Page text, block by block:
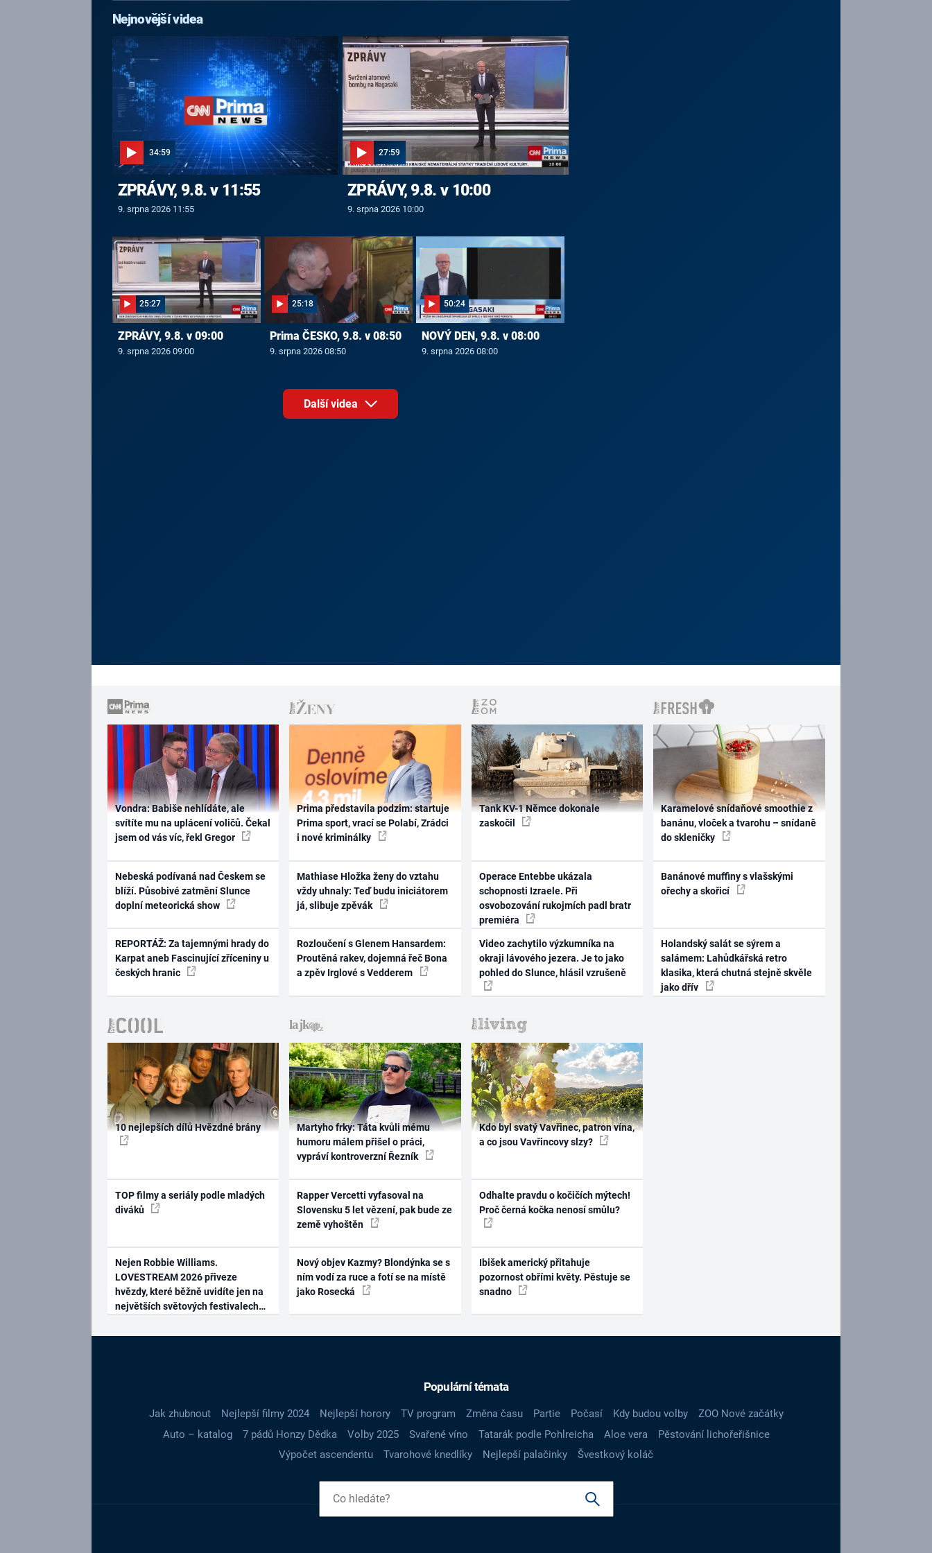
Nejnovější videa
34:59
ZPRÁVY, 9.8. v 11:55
9. srpna 2026 11:55
27:59
ZPRÁVY, 9.8. v 10:00
9. srpna 2026 10:00
25:27
ZPRÁVY, 9.8. v 09:00
9. srpna 2026 09:00
25:18
Prima ČESKO, 9.8. v 08:50
9. srpna 2026 08:50
50:24
NOVÝ DEN, 9.8. v 08:00
9. srpna 2026 08:00
Další videa
Vondra: Babiše nehlídáte, ale
svítíte mu na uplácení voličů. Čekal
jsem od vás víc, řekl Gregor
Nebeská podívaná nad Českem se
blíží. Působivé zatmění Slunce
doplní meteorická show
REPORTÁŽ: Za tajemnými hrady do
Karpat aneb Fascinující zříceniny u
českých hranic
Prima představila podzim: startuje
Prima sport, vrací se Polabí, Zrádci
i nové kriminálky
Mathiase Hložka ženy do vztahu
vždy uhnaly: Teď budu iniciátorem
já, slibuje zpěvák
Rozloučení s Glenem Hansardem:
Proutěná rakev, dojemná řeč Bona
a zpěv Irglové s Vedderem
Tank KV-1 Němce dokonale
zaskočil
Operace Entebbe ukázala
schopnosti Izraele. Při
osvobozování rukojmích padl bratr
premiéra
Video zachytilo výzkumníka na
okraji lávového jezera. Je to jako
pohled do Slunce, hlásil vzrušeně
Karamelové snídaňové smoothie z
banánu, vloček a tvarohu – snídaně
do skleničky
Banánové muffiny s vlašskými
ořechy a skořicí
Holandský salát se sýrem a
salámem: Lahůdkářská retro
klasika, která chutná stejně skvěle
jako dřív
10 nejlepších dílů Hvězdné brány
TOP filmy a seriály podle mladých
diváků
Nejen Robbie Williams.
LOVESTREAM 2026 přiveze
hvězdy, které běžně uvidíte jen na
největších světových festivalech
Martyho frky: Táta kvůli mému
humoru málem přišel o práci,
vypráví kontroverzní Řezník
Rapper Vercetti vyfasoval na
Slovensku 5 let vězení, pak bude ze
země vyhoštěn
Nový objev Kazmy? Blondýnka se s
ním vodí za ruce a fotí se na místě
jako Rosecká
Kdo byl svatý Vavřinec, patron vína,
a co jsou Vavřincovy slzy?
Odhalte pravdu o kočičích mýtech!
Proč černá kočka nenosí smůlu?
Ibišek americký přitahuje
pozornost obřími květy. Pěstuje se
snadno
Populární témata
Jak zhubnout Nejlepší filmy 2024 Nejlepší horory TV program Změna času Partie Počasí Kdy budou volby
ZOO Nové začátky
Auto – katalog
7 pádů Honzy Dědka Volby 2025 Svařené víno Tatarák podle Pohlreicha Aloe vera
Pěstování lichořeřišnice
Výpočet ascendentu
Tvarohové knedlíky Nejlepší palačinky Švestkový koláč